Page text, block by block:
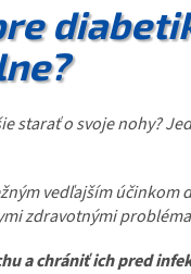
starať o svoje nohy?
vedľajším
zdravotnými
a chrániť ich pred